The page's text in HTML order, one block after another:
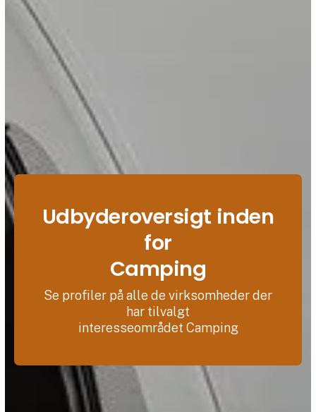
Udbyderoversigt inden
for
Camping
Se profiler på alle de virksomheder der
har tilvalgt
interesseområdet Camping